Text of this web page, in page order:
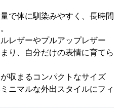
で体に馴染みやすく、長時間
レザーやプルアップレザー
り、自分だけの表情に育てら
収まるコンパクトなサイズ
ニマルな外出スタイルにフィ